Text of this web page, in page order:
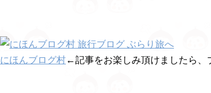
にほんブログ村←記事をお楽しみ頂けましたら、